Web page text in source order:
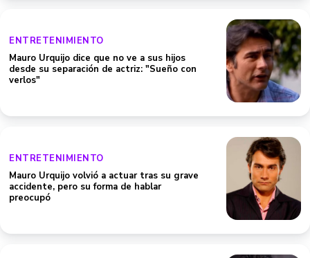
ENTRETENIMIENTO
Mauro Urquijo dice que no ve a sus hijos
desde su separación de actriz: "Sueño con
verlos"
ENTRETENIMIENTO
Mauro Urquijo volvió a actuar tras su grave
accidente, pero su forma de hablar
preocupó